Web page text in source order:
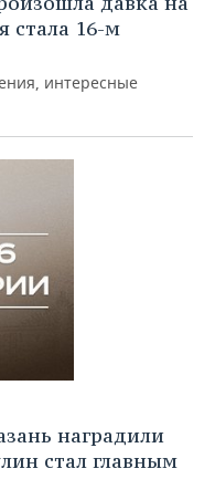
стала 16-м
интересные
наградили
стал главным